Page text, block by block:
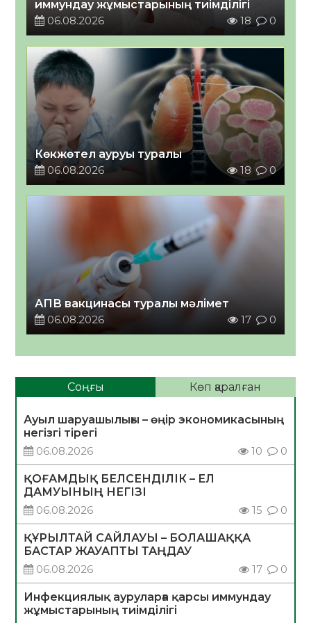
иммундау жұмыстарының тиімділігі
06.08.2026
18 0
Көкжөтел ауруы туралы
06.08.2026
18 0
АПВ вакцинасы туралы мәлімет
06.08.2026
17 0
Соңғы Көп қаралған
Ауыл шаруашылығы – өңір экономикасының
негізгі тірегі
06.08.2026
10 0
ҚОҒАМДЫҚ БЕЛСЕНДІЛІК – ЕЛ
ДАМУЫНЫҢ НЕГІЗІ
06.08.2026
15 0
ҚҰРЫЛТАЙ САЙЛАУЫ – БОЛАШАҚҚА
БАСТАР ЖАУАПТЫ ТАҢДАУ
06.08.2026
17 0
Инфекциялық ауруларға қарсы иммундау
жұмыстарының тиімділігі